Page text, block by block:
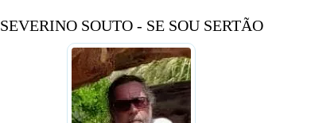
SEVERINO SOUTO - SE SOU SERTÃO